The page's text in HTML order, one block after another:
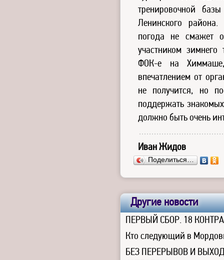
тренировочной
Ленинского
погода не смажет
участником
ФОК-е на
впечатлением от
не получится, но
поддержать
должно быть очень
Иван Жидов
Поделиться…
Другие новости
ПЕРВЫЙ СБОР. 18
Кто следующий в
БЕЗ ПЕРЕРЫВОВ И